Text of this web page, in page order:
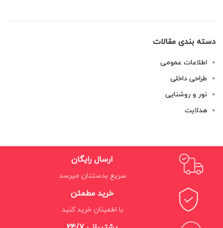
دسته بندی مقالات
اطلاعات عمومی
طراحی داخلی
نور و روشنایی
هدلایت
ارسال رایگان
سریع بدستتان میرسد.
خرید مطمئن
با اطمینان خرید کنید.